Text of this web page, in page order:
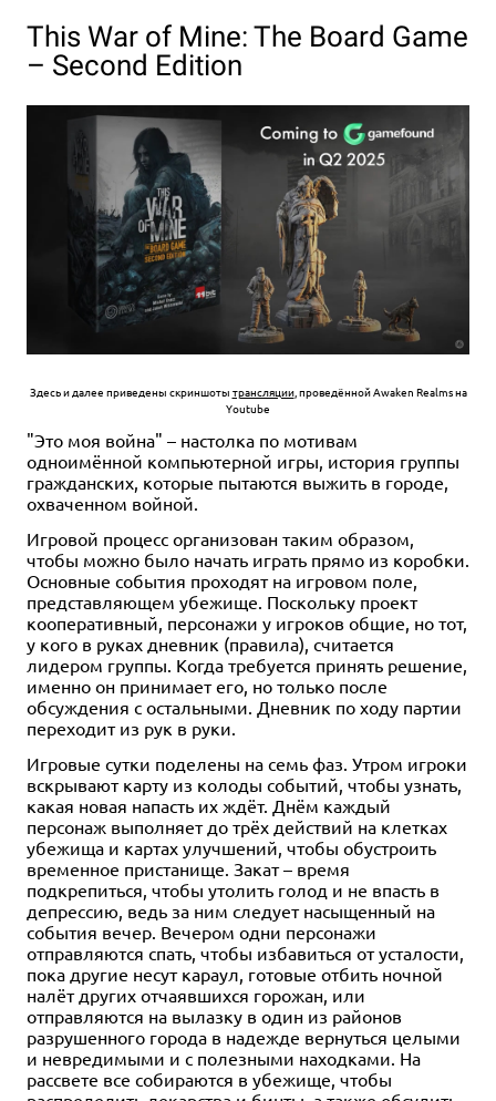
This War of Mine: The Board Game
– Second Edition
Здесь и далее приведены скриншоты трансляции, проведённой Awaken Realms на
Youtube
"Это моя война" – настолка по мотивам
одноимённой компьютерной игры, история группы
гражданских, которые пытаются выжить в городе,
охваченном войной.
Игровой процесс организован таким образом,
чтобы можно было начать играть прямо из коробки.
Основные события проходят на игровом поле,
представляющем убежище. Поскольку проект
кооперативный, персонажи у игроков общие, но тот,
у кого в руках дневник (правила), считается
лидером группы. Когда требуется принять решение,
именно он принимает его, но только после
обсуждения с остальными. Дневник по ходу партии
переходит из рук в руки.
Игровые сутки поделены на семь фаз. Утром игроки
вскрывают карту из колоды событий, чтобы узнать,
какая новая напасть их ждёт. Днём каждый
персонаж выполняет до трёх действий на клетках
убежища и картах улучшений, чтобы обустроить
временное пристанище. Закат – время
подкрепиться, чтобы утолить голод и не впасть в
депрессию, ведь за ним следует насыщенный на
события вечер. Вечером одни персонажи
отправляются спать, чтобы избавиться от усталости,
пока другие несут караул, готовые отбить ночной
налёт других отчаявшихся горожан, или
отправляются на вылазку в один из районов
разрушенного города в надежде вернуться целыми
и невредимыми и с полезными находками. На
рассвете все собираются в убежище, чтобы